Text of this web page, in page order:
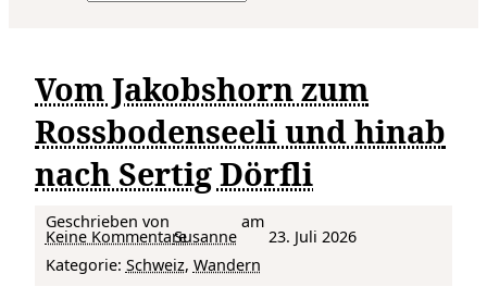
Vom Jakobshorn zum
Rossbodenseeli und hinab
nach Sertig Dörfli
Geschrieben von
Susanne
am
23. Juli 2026
Keine Kommentarezu Vom Jakobshorn zum Rossbodenseeli und hinab nach Sertig Dörfli
Kategorie: Schweiz, Wandern